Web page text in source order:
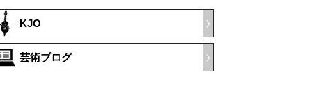
KJO
芸術ブログ